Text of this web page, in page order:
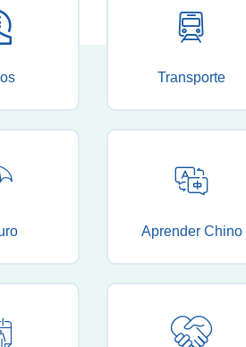
Transporte
Aprender Chino